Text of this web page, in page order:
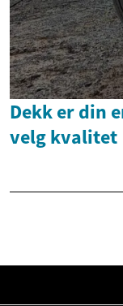
Dekk er din
velg kvalitet